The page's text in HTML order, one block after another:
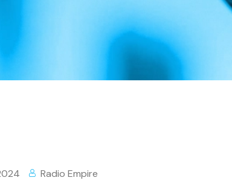
Radio Empire